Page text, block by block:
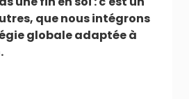
que nous intégrons
globale adaptée à